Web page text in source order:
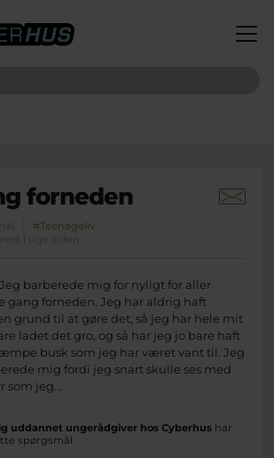
forneden
#Teenageliv
barberede mig for nyligt for aller
gang forneden. Jeg har aldrig haft
grund til at gøre det, så jeg har hele mit
ladet det gro, og så har jeg jo bare haft
busk som jeg har været vant til. Jeg
mig fordi jeg snart skulle ses med
som jeg...
uddannet ungerådgiver hos Cyberhushar
spørgsmål